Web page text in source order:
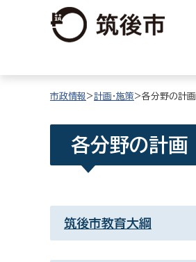
市政情報>計画・施策>各分野の計画
各分野の計画
筑後市教育大綱